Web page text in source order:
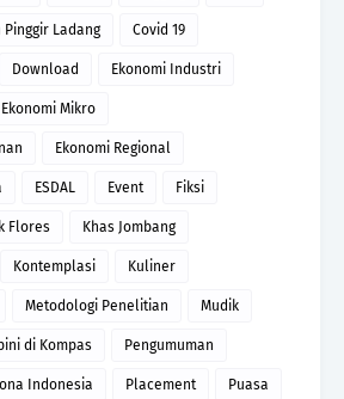
Pinggir Ladang Covid 19
Download Ekonomi Industri
Ekonomi Mikro
Ekonomi Regional
ESDAL Event Fiksi
Flores Khas Jombang
Kontemplasi Kuliner
Metodologi Penelitian Mudik
di Kompas Pengumuman
Indonesia Placement Puasa